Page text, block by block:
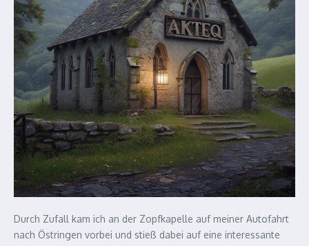
Durch Zufall kam ich an der Zopfkapelle auf meiner Autofahrt
nach Östringen vorbei und stieß dabei auf eine interessante